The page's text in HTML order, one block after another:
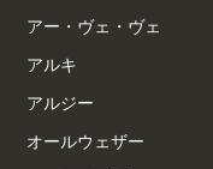
アー・ヴェ・ヴェ
アルキ
アルジー
オールウェザー